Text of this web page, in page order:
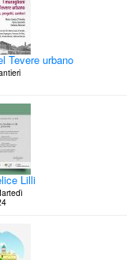
/ 8 ottobre 2025
and Denise Scott Brown
Tevere urbano
Lilli